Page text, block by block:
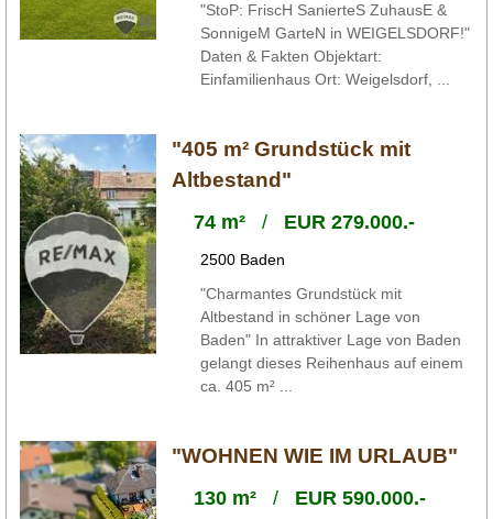
"StoP: FriscH SanierteS ZuhausE &
SonnigeM GarteN in WEIGELSDORF!"
Daten & Fakten Objektart:
Einfamilienhaus Ort: Weigelsdorf, ...
"405 m² Grundstück mit
Altbestand"
74 m²/ EUR 279.000.-
2500 Baden
"Charmantes Grundstück mit
Altbestand in schöner Lage von
Baden" In attraktiver Lage von Baden
gelangt dieses Reihenhaus auf einem
ca. 405 m² ...
"WOHNEN WIE IM URLAUB"
130 m²/ EUR 590.000.-